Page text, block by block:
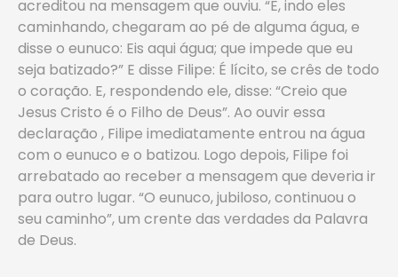
acreditou na mensagem que ouviu. “E, indo eles
caminhando, chegaram ao pé de alguma água, e
disse o eunuco: Eis aqui água; que impede que eu
seja batizado?” E disse Filipe: É lícito, se crês de todo
o coração. E, respondendo ele, disse: “Creio que
Jesus Cristo é o Filho de Deus”. Ao ouvir essa
declaração , Filipe imediatamente entrou na água
com o eunuco e o batizou. Logo depois, Filipe foi
arrebatado ao receber a mensagem que deveria ir
para outro lugar. “O eunuco, jubiloso, continuou o
seu caminho”, um crente das verdades da Palavra
de Deus.